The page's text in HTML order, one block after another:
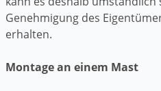
Genehmigung des
erhalten.
Montage an einem Mast